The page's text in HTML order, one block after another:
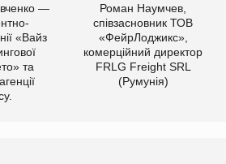
—
«Вайз
та
Роман Наумчев,
співзасновник ТОВ
«ФейрЛоджикс»,
комерційний директор
FRLG Freight SRL
(Румунія)